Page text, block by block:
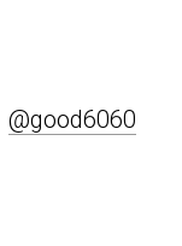
@good6060